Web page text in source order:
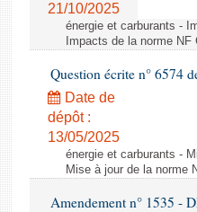
21/10/2025
énergie et carburants -
Impacts de la norme
Question écrite n° 6574
Date de
dépôt :
13/05/2025
énergie et carburants -
Mise à jour de la norme
Amendement n° 1535 -